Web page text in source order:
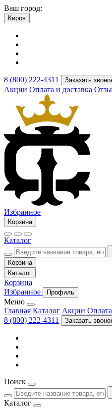
Ваш город:
Киров
8 (800) 222-4311 Заказать
Акции Оплата и доставка
Избранное
Корзина
Каталог
Корзина
Каталог
Корзина
Избранное
Профиль
Меню
Главная Каталог Акции
8 (800) 222-4311
Заказать
Поиск
Каталог